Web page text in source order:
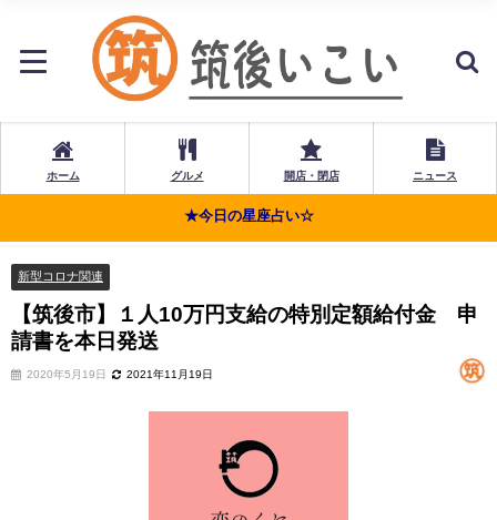
ホーム グルメ 開店・閉店 ニュース
★今日の星座占い☆
新型コロナ関連
【筑後市】１人10万円支給の特別定額給付金 申
請書を本日発送
2020年5月19日 2021年11月19日